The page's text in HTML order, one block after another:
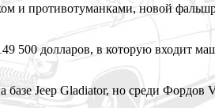
и противотуманками, новой
500 долларов, в которую входит
Jeep Gladiator, но среди Фордов